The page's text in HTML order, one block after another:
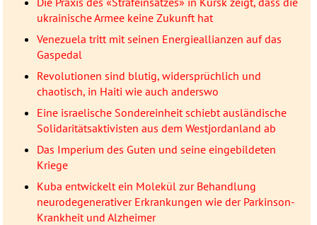
ukrainische Armee keine Zukunft hat
Venezuela tritt mit seinen Energieallianzen auf das
Gaspedal
Revolutionen sind blutig, widersprüchlich und
chaotisch, in Haiti wie auch anderswo
Eine israelische Sondereinheit schiebt ausländische
Solidaritätsaktivisten aus dem Westjordanland ab
Das Imperium des Guten und seine eingebildeten
Kriege
Kuba entwickelt ein Molekül zur Behandlung
neurodegenerativer Erkrankungen wie der Parkinson-
Krankheit und Alzheimer